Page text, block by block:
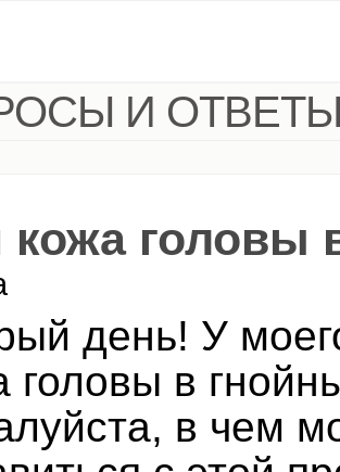
И
кожа головы
день! У
головы в
в чем